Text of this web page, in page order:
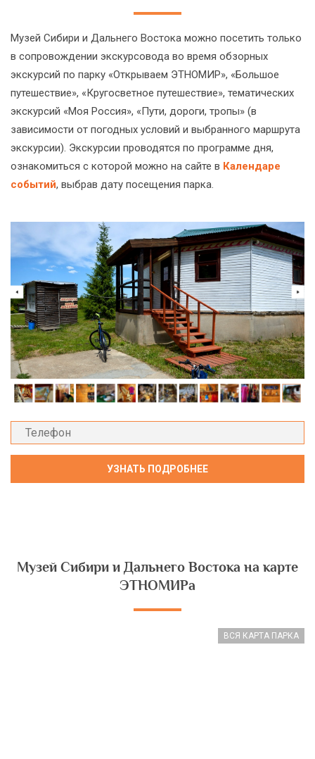
Музей Сибири и Дальнего Востока можно посетить только
в сопровождении экскурсовода во время обзорных
экскурсий по парку «Открываем ЭТНОМИР», «Большое
путешествие», «Кругосветное путешествие», тематических
экскурсий «Моя Россия», «Пути, дороги, тропы» (в
зависимости от погодных условий и выбранного маршрута
экскурсии). Экскурсии проводятся по программе дня,
ознакомиться с которой можно на сайте в Календаре
событий, выбрав дату посещения парка.
Музей Сибири и Дальнего Востока на карте
ЭТНОМИРа
ВСЯ КАРТА ПАРКА